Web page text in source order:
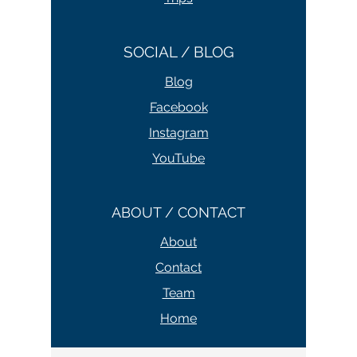
SOCIAL / BLOG
Blog
Facebook
Instagram
YouTube
ABOUT / CONTACT
About
Contact
Team
Home